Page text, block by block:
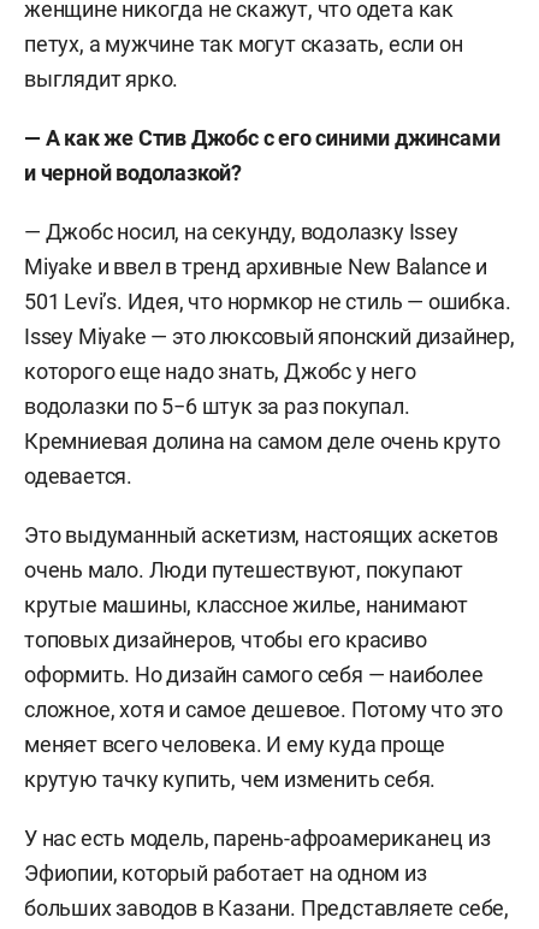
женщине никогда не скажут, что одета как
петух, а мужчине так могут сказать, если он
выглядит ярко.
— А как же Стив Джобс с его синими джинсами
и черной водолазкой?
— Джобс носил, на секунду, водолазку Issey
Miyake и ввел в тренд архивные New Balance и
501 Levi’s. Идея, что нормкор не стиль — ошибка.
Issey Miyake — это люксовый японский дизайнер,
которого еще надо знать, Джобс у него
водолазки по 5−6 штук за раз покупал.
Кремниевая долина на самом деле очень круто
одевается.
Это выдуманный аскетизм, настоящих аскетов
очень мало. Люди путешествуют, покупают
крутые машины, классное жилье, нанимают
топовых дизайнеров, чтобы его красиво
оформить. Но дизайн самого себя — наиболее
сложное, хотя и самое дешевое. Потому что это
меняет всего человека. И ему куда проще
крутую тачку купить, чем изменить себя.
У нас есть модель, парень-афроамериканец из
Эфиопии, который работает на одном из
больших заводов в Казани. Представляете себе,